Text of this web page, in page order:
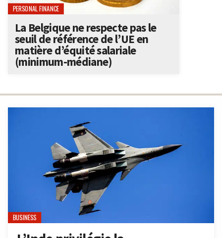
BUSINESS
PERSONAL FINANCE
La Belgique ne respecte pas le
seuil de référence de l’UE en
matière d’équité salariale
(minimum-médiane)